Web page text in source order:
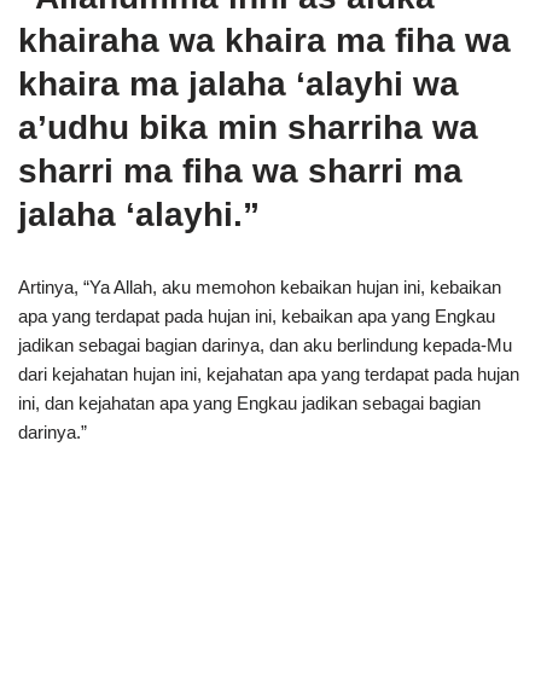
khairaha wa khaira ma fiha wa
khaira ma jalaha ‘alayhi wa
a’udhu bika min sharriha wa
sharri ma fiha wa sharri ma
jalaha ‘alayhi.”
Artinya, “Ya Allah, aku memohon kebaikan hujan ini, kebaikan
apa yang terdapat pada hujan ini, kebaikan apa yang Engkau
jadikan sebagai bagian darinya, dan aku berlindung kepada-Mu
dari kejahatan hujan ini, kejahatan apa yang terdapat pada hujan
ini, dan kejahatan apa yang Engkau jadikan sebagai bagian
darinya.”